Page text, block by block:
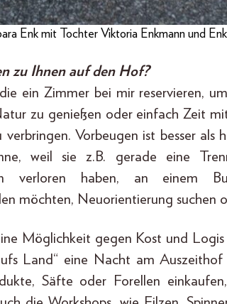
Enk mit Tochter Viktoria Enkmann und
zu Ihnen auf den Hof?
ein Zimmer bei mir reservieren,
zu genießen oder einfach Zeit
Vorbeugen ist besser als
weil sie z.B. gerade eine
verloren haben, an einem
möchten, Neuorientierung suchen
Möglichkeit gegen Kost und
Land“ eine Nacht am
Säfte oder Forellen